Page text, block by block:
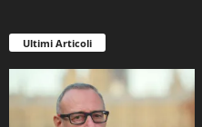
Ultimi Articoli